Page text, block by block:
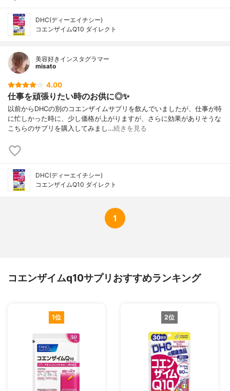
DHC(ディーエイチシー)
コエンザイムQ10 ダイレクト
美容好きインスタグラマー
misato
4.00
仕事を頑張りたい時のお供に◎✨
以前からDHCの別のコエンザイムサプリを飲んでいましたが、仕事が特
に忙しかった時に、少し価格が上がりますが、さらに効果がありそうな
こちらのサプリを購入してみまし…続きを見る
DHC(ディーエイチシー)
コエンザイムQ10 ダイレクト
1
コエンザイムq10サプリおすすめランキング
1位 2位